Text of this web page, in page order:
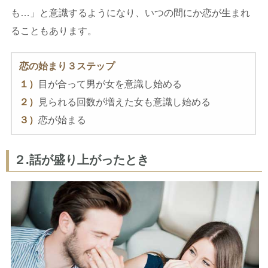
も…」と意識するようになり、いつの間にか恋が生まれ
ることもあります。
恋の始まり３ステップ
１）
目が合って男が女を意識し始める
２）
見られる回数が増えた女も意識し始める
３） 恋が始まる
２.話が盛り上がったとき